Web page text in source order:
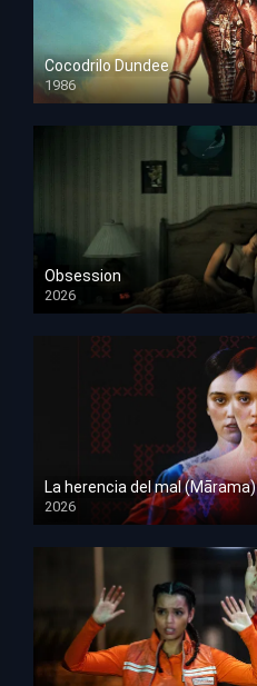
Cocodrilo Dundee
1986
HD 1080p
Obsession
2026
HD 1080p
La herencia del mal (Mārama)
2026
HD 1080p